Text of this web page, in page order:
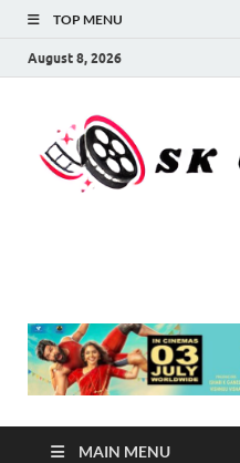
TOP MENU
August 8, 2026
MAIN MENU